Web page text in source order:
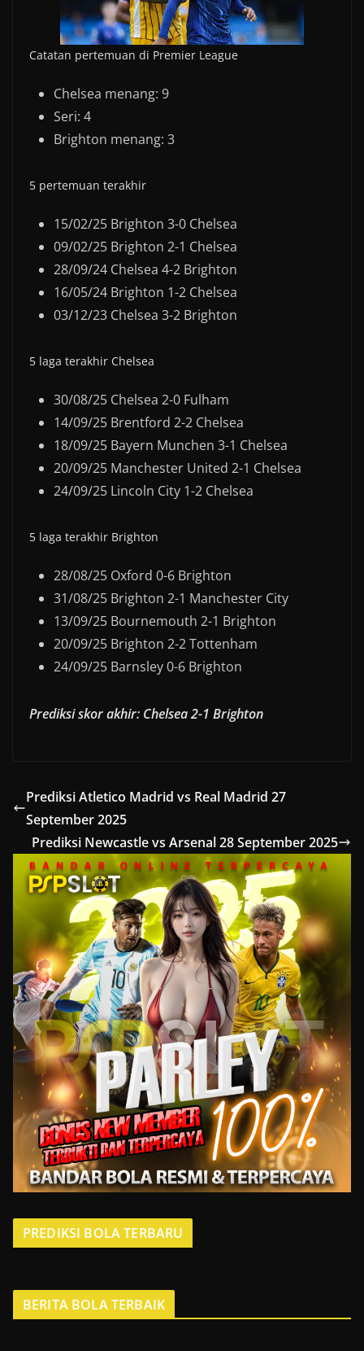
Catatan pertemuan di Premier League
Chelsea menang: 9
Seri: 4
Brighton menang: 3
5 pertemuan terakhir
15/02/25 Brighton 3-0 Chelsea
09/02/25 Brighton 2-1 Chelsea
28/09/24 Chelsea 4-2 Brighton
16/05/24 Brighton 1-2 Chelsea
03/12/23 Chelsea 3-2 Brighton
5 laga terakhir Chelsea
30/08/25 Chelsea 2-0 Fulham
14/09/25 Brentford 2-2 Chelsea
18/09/25 Bayern Munchen 3-1 Chelsea
20/09/25 Manchester United 2-1 Chelsea
24/09/25 Lincoln City 1-2 Chelsea
5 laga terakhir Brighton
28/08/25 Oxford 0-6 Brighton
31/08/25 Brighton 2-1 Manchester City
13/09/25 Bournemouth 2-1 Brighton
20/09/25 Brighton 2-2 Tottenham
24/09/25 Barnsley 0-6 Brighton
Prediksi skor akhir: Chelsea 2-1 Brighton
Prediksi Atletico Madrid vs Real Madrid 27
September 2025
Prediksi Newcastle vs Arsenal 28 September 2025
PREDIKSI BOLA TERBARU
BERITA BOLA TERBAIK